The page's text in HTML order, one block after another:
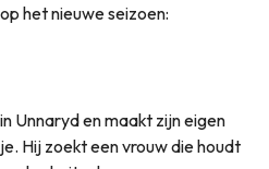
het nieuwe seizoen:
Unnaryd en maakt zijn eigen
Hij zoekt een vrouw die houdt